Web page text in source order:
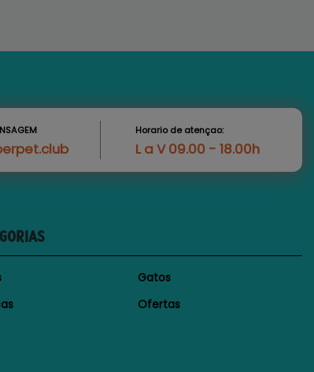
Horario de atençao:
L a V 09.00 - 18.00h
Gatos
Ofertas